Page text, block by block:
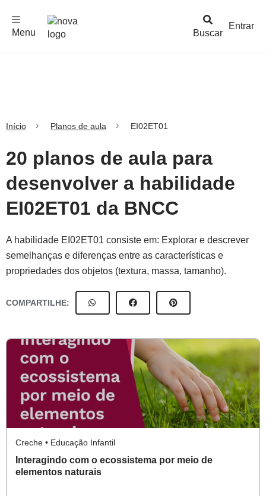
Buscar
Menu
Entrar
Início Planos de aula EI02ET01
20 planos de aula para
desenvolver a habilidade
EI02ET01 da BNCC
A habilidade EI02ET01 consiste em: Explorar e descrever
semelhanças e diferenças entre as características e
propriedades dos objetos (textura, massa, tamanho).
COMPARTILHE:
Creche • Educação Infantil
Interagindo com o ecossistema por meio de
elementos naturais